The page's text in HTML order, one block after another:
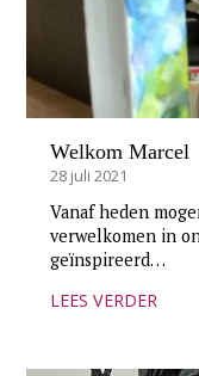
Welkom Marcel
28 juli 2021
Vanaf heden
verwelkomen in
geïnspireerd…
LEES VERDER